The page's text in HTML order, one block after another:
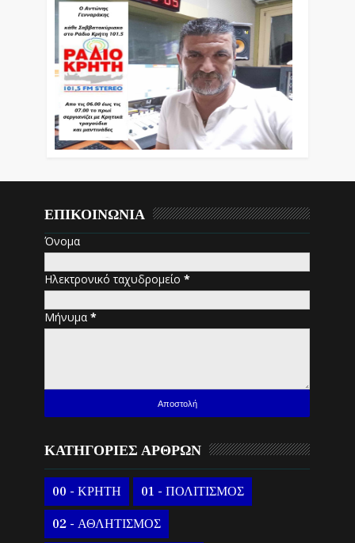
ΕΠΙΚΟΙΝΩΝΙΑ
Όνομα
Ηλεκτρονικό ταχυδρομείο*
Μήνυμα*
ΚΑΤΗΓΟΡΙΕΣ ΑΡΘΡΩΝ
00 - ΚΡΗΤΗ 01 - ΠΟΛΙΤΙΣΜΟΣ
02 - ΑΘΛΗΤΙΣΜΟΣ